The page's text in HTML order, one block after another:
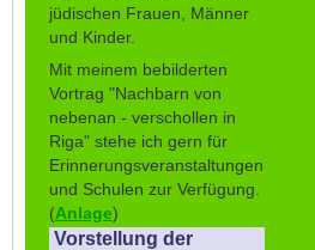
jüdischen Frauen, Männer
und Kinder.
Mit meinem bebilderten
Vortrag "Nachbarn von
nebenan - verschollen in
Riga" stehe ich gern für
Erinnerungsveranstaltungen
und Schulen zur Verfügung.
(Anlage)
Vorstellung der